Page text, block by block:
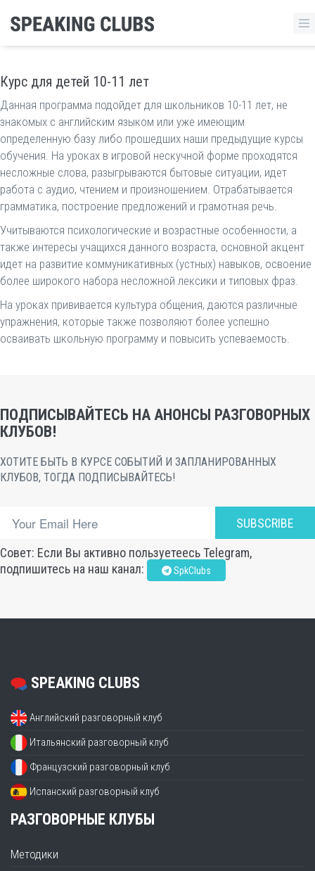
Курс для детей 10-11 лет
Данная программа подойдет для школьников 10-11 лет, не
знакомых с английским языком или уже имеющим
определенную базу либо прошедших наши предыдущие курсы
обучения. На уроках в игровой нескучной форме проходятся
несложные слова, разыгрываются бытовые ситуации, идет
работа с аудио, чтением и произношением. Отрабатывается
грамматика, построение предложений и грамотная речь.
Учитываются психологические и возрастные особенности, а
также интересы учащихся данного возраста, основной акцент
идет на развитие коммуникативных (устных) навыков, освоение
более широкого набора несложной лексики и типовых фраз.
На уроках прививается культура общения, даются различные
упражнения, которые также позволяют более успешно
осваивать школьную программу и повысить успеваемость.
ПОДПИСЫВАЙТЕСЬ НА АНОНСЫ РАЗГОВОРНЫХ
КЛУБОВ!
ХОТИТЕ БЫТЬ В КУРСЕ СОБЫТИЙ И ЗАПЛАНИРОВАННЫХ
КЛУБОВ, ТОГДА ПОДПИСЫВАЙТЕСЬ!
SUBSCRIBE
Совет: Если Вы активно пользуетеесь Telegram,
подпишитесь на наш канал:
SpkClubs
SPEAKING CLUBS
Английский разговорный клуб
Итальянский разговорный клуб
Французский разговорный клуб
Испанский разговорный клуб
РАЗГОВОРНЫЕ КЛУБЫ
Методики